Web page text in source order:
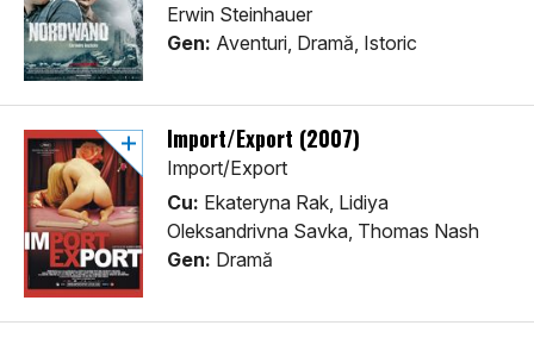
Erwin Steinhauer
Gen: Aventuri, Dramă, Istoric
Import/Export (2007)
Import/Export
Cu: Ekateryna Rak, Lidiya
Oleksandrivna Savka, Thomas Nash
Gen: Dramă